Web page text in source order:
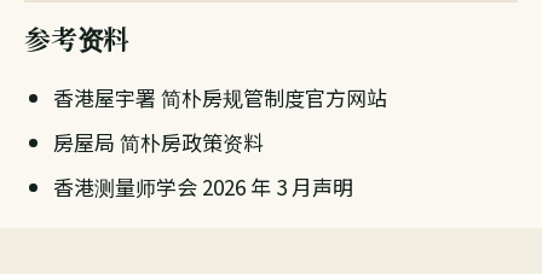
参考资料
香港屋宇署 简朴房规管制度官方网站
房屋局 简朴房政策资料
香港测量师学会 2026 年 3 月声明